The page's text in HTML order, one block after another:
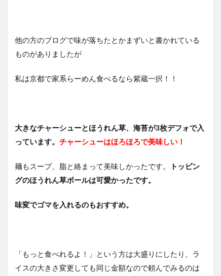
他の方のブログで味が落ちたとかまずいと書かれている
ものがありましたが
私は京都で家系らーめん食べるなら紫蔵一択！！
大きなチャーシューとほうれん草、海苔が3枚デフォで入
っています。 チャーシューはほろほろで美味しい！
麺もスープ、脂と絡まって美味しかったです。
トッピン
グのほうれん草ボールは可愛かったです。
味変でゴマを入れるのもおすすめ。
「もっと食べれるよ！」という方は大盛りにしたり、ラ
イスの大きさ変更しても同じ金額なので頼んでみるのは